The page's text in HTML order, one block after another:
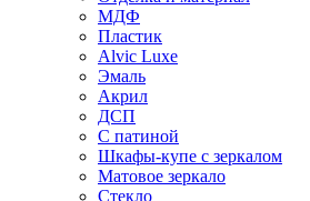
МДФ
Пластик
Alvic Luxe
Эмаль
Акрил
ДСП
С патиной
Шкафы-купе с зеркалом
Матовое зеркало
Стекло